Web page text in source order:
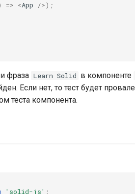
=> <App />);
фраза Learn Solid в компоненте
Если нет, то тест будет
теста компонента.
'solid-js' ;